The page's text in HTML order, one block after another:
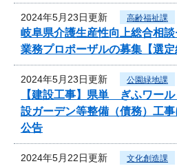
2024年5月23日更新 高齢福祉課
岐阜県介護生産性向上総合相
業務プロポーザルの募集【選定
2024年5月23日更新 公園緑地課
【建設工事】県単 ぎふワー
設ガーデン等整備（債務）工
公告
2024年5月22日更新 文化創造課